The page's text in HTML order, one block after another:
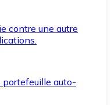
contre une autre
portefeuille auto-